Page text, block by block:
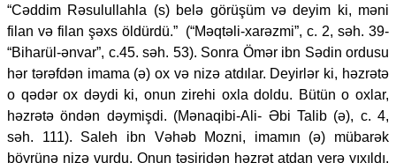
“Cəddim Rəsulullahla (s) belə görüşüm və deyim ki, məni
filan və filan şəxs öldürdü.” (“Məqtəli-xarəzmi”, c. 2, səh. 39-
“Biharül-ənvar”, c.45. səh. 53). Sonra Ömər ibn Sədin ordusu
hər tərəfdən imama (ə) ox və nizə atdılar. Deyirlər ki, həzrətə
o qədər ox dəydi ki, onun zirehi oxla doldu. Bütün o oxlar,
həzrətə öndən dəymişdi. (Mənaqibi-Ali- Əbi Talib (ə), c. 4,
səh. 111). Saleh ibn Vəhəb Mozni, imamın (ə) mübarək
böyrünə nizə vurdu. Onun təsiridən həzrət atdan yerə yıxıldı,